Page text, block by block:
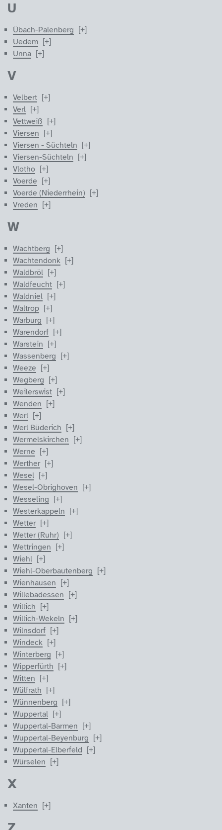
U
Übach-Palenberg
Uedem
Unna
V
Velbert
Verl
Vettweiß
Viersen
Viersen - Süchteln
Viersen-Süchteln
Vlotho
Voerde
Voerde (Niederrhein)
Vreden
W
Wachtberg
Wachtendonk
Waldbröl
Waldfeucht
Waldniel
Waltrop
Warburg
Warendorf
Warstein
Wassenberg
Weeze
Wegberg
Weilerswist
Wenden
Werl
Werl Büderich
Wermelskirchen
Werne
Werther
Wesel
Wesel-Obrighoven
Wesseling
Westerkappeln
Wetter
Wetter (Ruhr)
Wettringen
Wiehl
Wiehl-Oberbautenberg
Wienhausen
Willebadessen
Willich
Willich-Wekeln
Wilnsdorf
Windeck
Winterberg
Wipperfürth
Witten
Wülfrath
Wünnenberg
Wuppertal
Wuppertal-Barmen
Wuppertal-Beyenburg
Wuppertal-Elberfeld
Würselen
X
Xanten